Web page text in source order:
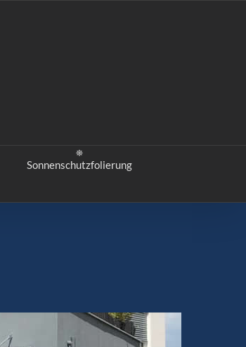
Sonnenschutzfolierung